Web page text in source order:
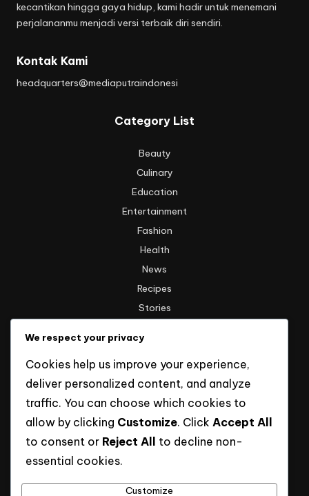
kecantikan hingga gaya hidup, kami hadir untuk menemani
perjalananmu menjadi versi terbaik diri sendiri.
Kontak Kami
headquarters@mediaputraindonesi
Category List
Beauty
Culinary
Education
Entertainment
Fashion
Health
News
Recipes
Stories
Travel
Uncategorized
Hak Cipta
Kebijakan Privasi
Tentang Kami
We respect your privacy
Cookies help us improve your experience,
deliver personalized content, and analyze
traffic. You can choose which cookies to
allow by clicking Customize. Click Accept All
to consent or Reject All
to decline non-
essential cookies.
Customize